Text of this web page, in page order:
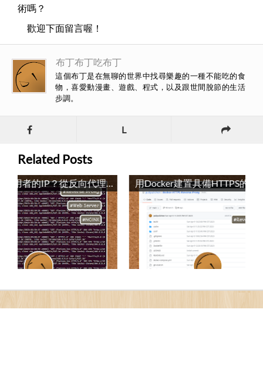
術嗎？
歡迎下面留言喔！
布丁布丁吃布丁
這個布丁是在無聊的世界中找尋樂趣的一種不能吃的食
物，喜愛動漫畫、遊戲、程式，以及跟世間脫節的生活
步調。
L
Related Posts
如何取得使用者的IP？從反向代理伺服器、網頁伺服器到程式語言來看 / How to Get the User's IP? From Reverse Proxy Server, Web Server to Programming Language